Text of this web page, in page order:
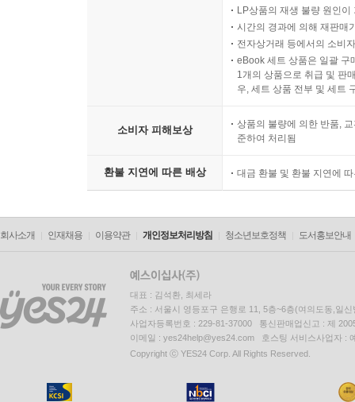
LP상품의 재생 불량 원인
시간의 경과에 의해 재판매
전자상거래 등에서의 소비
eBook 세트 상품은 일괄 구
1개의 상품으로 취급 및 판
우, 세트 상품 전부 및 세트
소비자 피해보상
상품의 불량에 의한 반품,
준하여 처리됨
환불 지연에 따른 배상 대금 환불 및 환불 지연에
회사소개 인재채용 이용약관 개인정보처리방침 청소년보호정책 도서홍보안내
대표 : 김석환, 최세라
주소 : 서울시 영등포구 은행로 11, 5층~6층(여의도동,일신
사업자등록번호 : 229-81-37000 통신판매업신고 : 제
이메일 : yes24help@yes24.com 호스팅 서비스사업자 :
Copyright ⓒ YES24 Corp. All Rights Reserved.